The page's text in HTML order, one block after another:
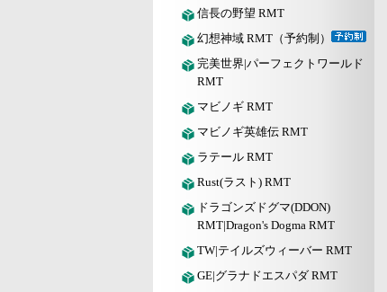
信長の野望 RMT
幻想神域 RMT（予約制）
完美世界|パーフェクトワールド
RMT
マビノギ RMT
マビノギ英雄伝 RMT
ラテール RMT
Rust(ラスト) RMT
ドラゴンズドグマ(DDON)
RMT|Dragon's Dogma RMT
TW|テイルズウィーバー RMT
GE|グラナドエスパダ RMT